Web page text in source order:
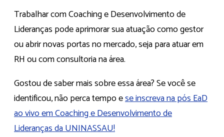
Trabalhar com Coaching e Desenvolvimento de
Lideranças pode aprimorar sua atuação como gestor
ou abrir novas portas no mercado, seja para atuar em
RH ou com consultoria na área.
Gostou de saber mais sobre essa área? Se você se
identificou, não perca tempo ese inscreva na pós EaD
ao vivo em Coaching e Desenvolvimento de
Lideranças da UNINASSAU!